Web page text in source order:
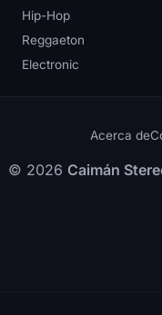
Hip-Hop
Reggaeton
Electronic
Acerca de
© 2026 Caimán